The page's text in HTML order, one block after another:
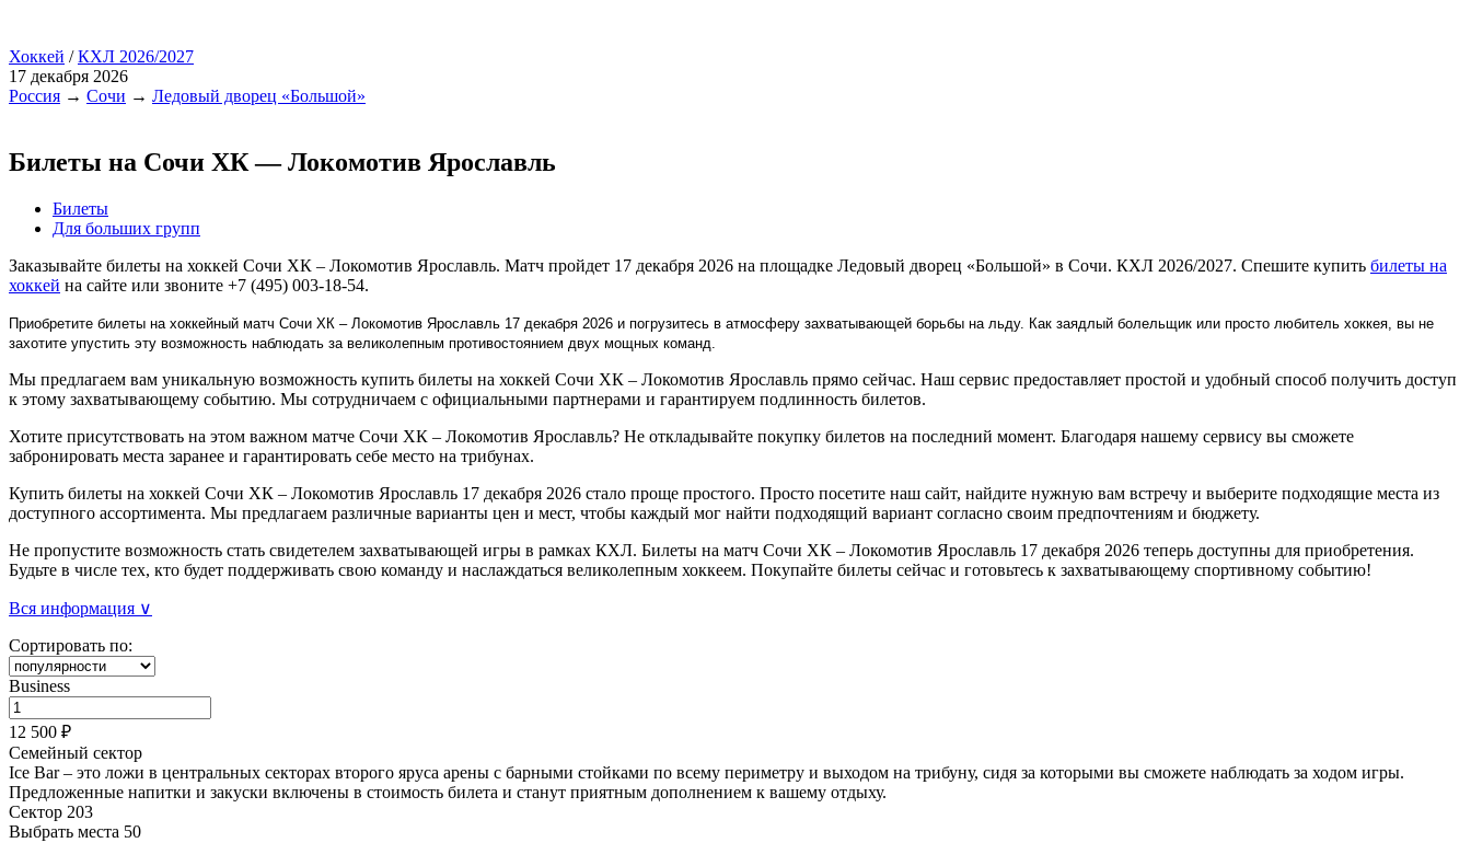
Хоккей /КХЛ 2026/2027
17 декабря 2026
Россия → Сочи → Ледовый дворец «Большой»
Билеты на Сочи ХК — Локомотив Ярославль
Билеты
Для больших групп
Заказывайте билеты на хоккей Сочи ХК – Локомотив Ярославль. Матч пройдет 17 декабря 2026 на площадке Ледовый дворец «Большой» в Сочи. КХЛ 2026/2027. Спешите купить билеты на
хоккей на сайте или звоните +7 (495) 003-18-54.
Приобретите билеты на хоккейный матч Сочи ХК – Локомотив Ярославль 17 декабря 2026 и погрузитесь в атмосферу захватывающей борьбы на льду. Как заядлый болельщик или просто любитель хоккея, вы не
захотите упустить эту возможность наблюдать за великолепным противостоянием двух мощных команд.
Мы предлагаем вам уникальную возможность купить билеты на хоккей Сочи ХК – Локомотив Ярославль прямо сейчас. Наш сервис предоставляет простой и удобный способ получить доступ
к этому захватывающему событию. Мы сотрудничаем с официальными партнерами и гарантируем подлинность билетов.
Хотите присутствовать на этом важном матче Сочи ХК – Локомотив Ярославль? Не откладывайте покупку билетов на последний момент. Благодаря нашему сервису вы сможете
забронировать места заранее и гарантировать себе место на трибунах.
Купить билеты на хоккей Сочи ХК – Локомотив Ярославль 17 декабря 2026 стало проще простого. Просто посетите наш сайт, найдите нужную вам встречу и выберите подходящие места из
доступного ассортимента. Мы предлагаем различные варианты цен и мест, чтобы каждый мог найти подходящий вариант согласно своим предпочтениям и бюджету.
Не пропустите возможность стать свидетелем захватывающей игры в рамках КХЛ. Билеты на матч Сочи ХК – Локомотив Ярославль 17 декабря 2026 теперь доступны для приобретения.
Будьте в числе тех, кто будет поддерживать свою команду и наслаждаться великолепным хоккеем. Покупайте билеты сейчас и готовьтесь к захватывающему спортивному событию!
Вся информация ∨
Сортировать по:
Business
12 500 ₽
Семейный сектор
Ice Bar – это ложи в центральных секторах второго яруса арены с барными стойками по всему периметру и выходом на трибуну, сидя за которыми вы сможете наблюдать за ходом игры.
Предложенные напитки и закуски включены в стоимость билета и станут приятным дополнением к вашему отдыху.
Сектор 203
Выбрать места 50